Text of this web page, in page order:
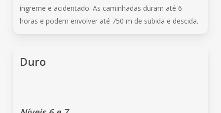
íngreme e acidentado. As caminhadas duram até 6
horas e podem envolver até 750 m de subida e descida.
Duro